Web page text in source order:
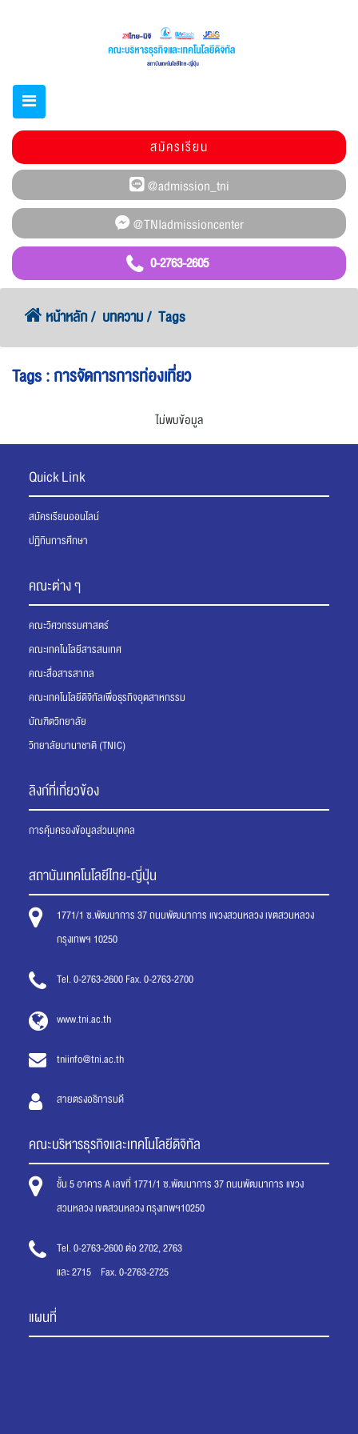
0-2763-2605
สมัครเรียน
หน้าหลัก บทความ Tags
Tags : การจัดการการท่องเที่ยว
ไม่พบข้อมูล
Quick Link
สมัครเรียนออนไลน์
ปฏิทินการศึกษา
คณะต่าง ๆ
คณะวิศวกรรมศาสตร์
คณะเทคโนโลยีสารสนเทศ
คณะสื่อสารสากล
คณะเทคโนโลยีดิจิทัลเพื่อธุรกิจอุตสาหกรรม
บัณฑิตวิทยาลัย
วิทยาลัยนานาชาติ (TNIC)
ลิงก์ที่เกี่ยวข้อง
การคุ้มครองข้อมูลส่วนบุคคล
สถาบันเทคโนโลยีไทย-ญี่ปุ่น
1771/1 ซ.พัฒนาการ 37 ถนนพัฒนาการ แขวงสวนหลวง เขตสวนหลวง
กรุงเทพฯ 10250
Tel. 0-2763-2600 Fax. 0-2763-2700
www.tni.ac.th
tniinfo@tni.ac.th
สายตรงอธิการบดี
คณะบริหารธุรกิจและเทคโนโลยีดิจิทัล
ชั้น 5 อาคาร A เลขที่ 1771/1 ซ.พัฒนาการ 37 ถนนพัฒนาการ แขวง
สวนหลวง เขตสวนหลวง กรุงเทพฯ10250
Tel. 0-2763-2600 ต่อ 2702, 2763
และ 2715 Fax. 0-2763-2725
แผนที่